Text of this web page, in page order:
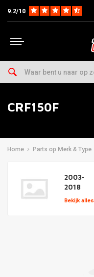
9.2/10
CRF150F
Home Parts op Merk & Type
2003-
2018
Bekijk alles